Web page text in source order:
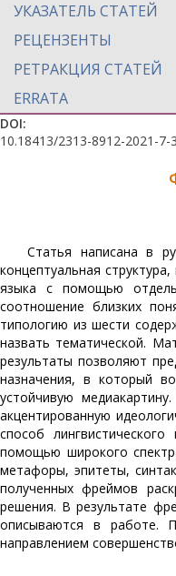
УКАЗАТЕЛЬ СТАТЕЙ
РЕЦЕНЗЕНТЫ
РЕТРАКЦИЯ СТАТЕЙ
ERRATA
DOI:
10.18413/2313-8912-2021-7-
Статья написана в
концептуальная
языка с помощью
соотношение близких
типологию из шести
назвать тематической.
результаты позволяют
назначения, в который
устойчивую
акцентированную
способ
помощью широкого
метафоры, эпитеты,
полученных фреймов
решения. В результате
описываются в работе.
направлением